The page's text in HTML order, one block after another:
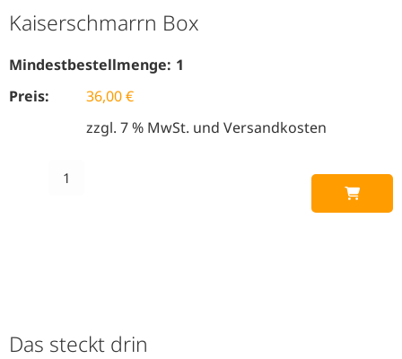
Kaiserschmarrn Box
Mindestbestellmenge: 1
Preis:
36,00€
zzgl. 7 % MwSt. und Versandkosten
Das steckt drin